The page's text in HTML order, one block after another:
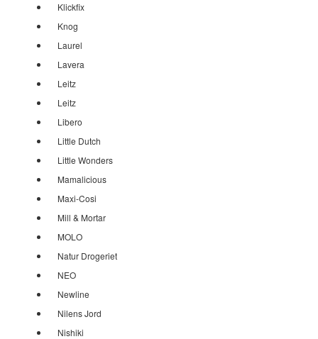
Klickfix
Knog
Laurel
Lavera
Leitz
Leitz
Libero
Little Dutch
Little Wonders
Mamalicious
Maxi-Cosi
Mill & Mortar
MOLO
Natur Drogeriet
NEO
Newline
Nilens Jord
Nishiki